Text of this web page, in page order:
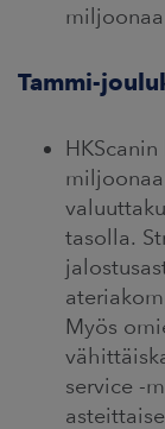
Tammi-
tasolla.
Myös
service -